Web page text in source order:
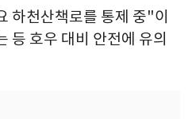
하천산책로를 통제 중"이
등 호우 대비 안전에 유의